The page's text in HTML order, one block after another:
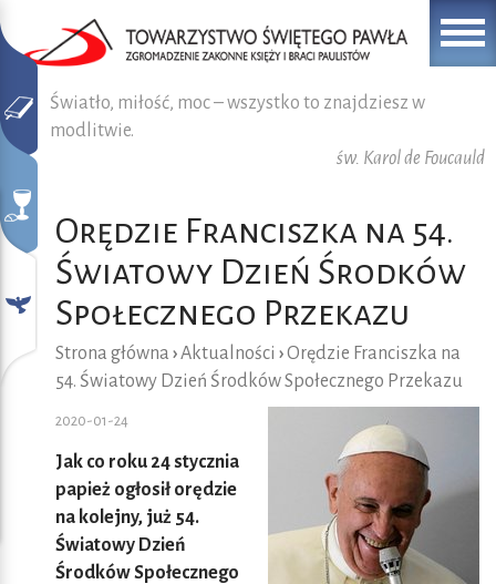
Światło, miłość, moc – wszystko to znajdziesz w
modlitwie.
św. Karol de Foucauld
Orędzie Franciszka na 54.
Światowy Dzień Środków
Społecznego Przekazu
Strona główna ›Aktualności ›Orędzie Franciszka na
54. Światowy Dzień Środków Społecznego Przekazu
2020-01-24
Jak co roku 24 stycznia
papież ogłosił orędzie
na kolejny, już 54.
Światowy Dzień
Środków Społecznego